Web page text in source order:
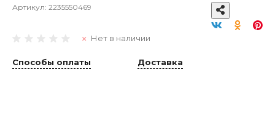
Артикул: 2235550469
Нет в наличии
Способы оплаты Доставка